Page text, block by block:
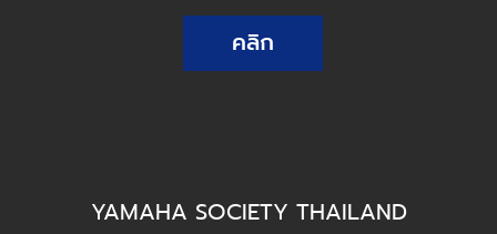
คลิก
YAMAHA SOCIETY THAILAND